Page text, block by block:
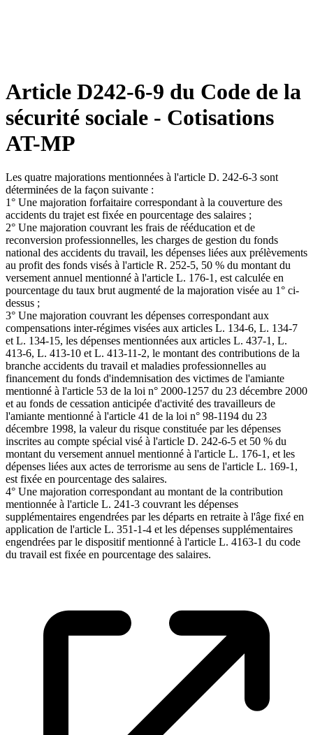
Article D242-6-9 du Code de la
sécurité sociale - Cotisations
AT-MP
Les quatre majorations mentionnées à l'article D. 242-6-3 sont
déterminées de la façon suivante :
1° Une majoration forfaitaire correspondant à la couverture des
accidents du trajet est fixée en pourcentage des salaires ;
2° Une majoration couvrant les frais de rééducation et de
reconversion professionnelles, les charges de gestion du fonds
national des accidents du travail, les dépenses liées aux prélèvements
au profit des fonds visés à l'article R. 252-5, 50 % du montant du
versement annuel mentionné à l'article L. 176-1, est calculée en
pourcentage du taux brut augmenté de la majoration visée au 1° ci-
dessus ;
3° Une majoration couvrant les dépenses correspondant aux
compensations inter-régimes visées aux articles L. 134-6, L. 134-7
et L. 134-15, les dépenses mentionnées aux articles L. 437-1, L.
413-6, L. 413-10 et L. 413-11-2, le montant des contributions de la
branche accidents du travail et maladies professionnelles au
financement du fonds d'indemnisation des victimes de l'amiante
mentionné à l'article 53 de la loi n° 2000-1257 du 23 décembre 2000
et au fonds de cessation anticipée d'activité des travailleurs de
l'amiante mentionné à l'article 41 de la loi n° 98-1194 du 23
décembre 1998, la valeur du risque constituée par les dépenses
inscrites au compte spécial visé à l'article D. 242-6-5 et 50 % du
montant du versement annuel mentionné à l'article L. 176-1, et les
dépenses liées aux actes de terrorisme au sens de l'article L. 169-1,
est fixée en pourcentage des salaires.
4° Une majoration correspondant au montant de la contribution
mentionnée à l'article L. 241-3 couvrant les dépenses
supplémentaires engendrées par les départs en retraite à l'âge fixé en
application de l'article L. 351-1-4 et les dépenses supplémentaires
engendrées par le dispositif mentionné à l'article L. 4163-1 du code
du travail est fixée en pourcentage des salaires.